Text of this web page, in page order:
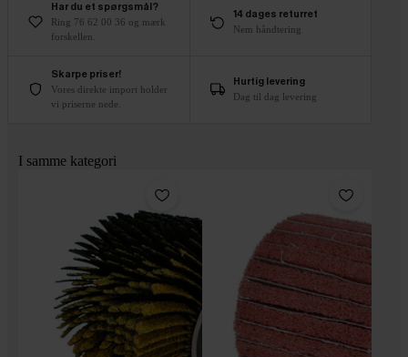
Har du et spørgsmål?
Ring 76 62 00 36 og mærk
forskellen.
14 dages returret
Nem håndtering
Skarpe priser!
Vores direkte import holder
vi priserne nede.
Hurtig levering
Dag til dag levering
I samme kategori